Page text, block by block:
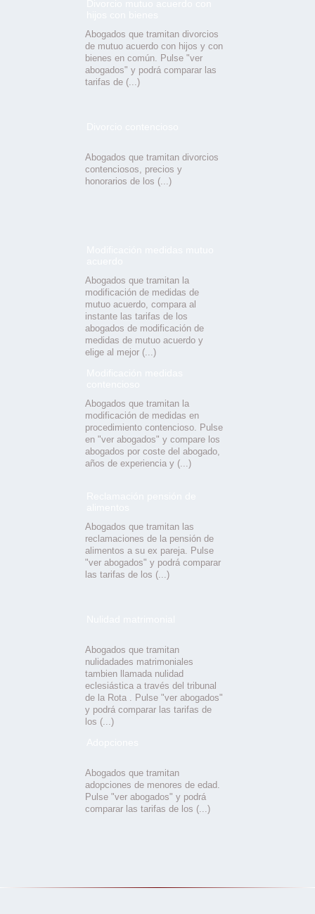
Abogados que tramitan divorcios
de mutuo acuerdo con hijos y con
bienes en común. Pulse "ver
abogados" y podrá comparar las
tarifas de (...)
Abogados que tramitan divorcios
contenciosos, precios y
honorarios de los (...)
Abogados que tramitan la
modificación de medidas de
mutuo acuerdo, compara al
instante las tarifas de los
abogados de modificación de
medidas de mutuo acuerdo y
elige al mejor (...)
Abogados que tramitan la
modificación de medidas en
procedimiento contencioso. Pulse
en "ver abogados" y compare los
abogados por coste del abogado,
años de experiencia y (...)
Abogados que tramitan las
reclamaciones de la pensión de
alimentos a su ex pareja. Pulse
"ver abogados" y podrá comparar
las tarifas de los (...)
Abogados que tramitan
nulidadades matrimoniales
tambien llamada nulidad
eclesiástica a través del tribunal
de la Rota . Pulse "ver abogados"
y podrá comparar las tarifas de
los (...)
Abogados que tramitan
adopciones de menores de edad.
Pulse "ver abogados" y podrá
comparar las tarifas de los (...)